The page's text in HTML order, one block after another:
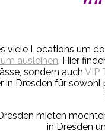
viele Locations um
ausleihen. Hier
sondern auch VIP
in Dresden für
mieten
in Dresden